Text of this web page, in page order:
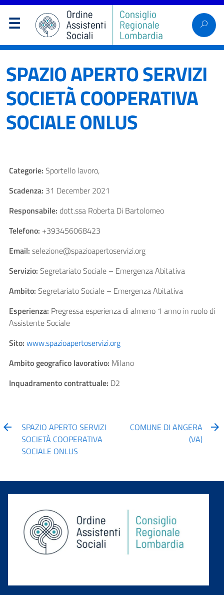
SPAZIO APERTO SERVIZI
SOCIETÀ COOPERATIVA
SOCIALE ONLUS
Categorie: Sportello lavoro,
Scadenza: 31 December 2021
Responsabile: dott.ssa Roberta Di Bartolomeo
Telefono: +393456068423
Email: selezione@spazioapertoservizi.org
Servizio: Segretariato Sociale – Emergenza Abitativa
Ambito: Segretariato Sociale – Emergenza Abitativa
Esperienza: Pregressa esperienza di almeno 1 anno in ruolo di
Assistente Sociale
Sito: www.spazioapertoservizi.org
Ambito geografico lavorativo: Milano
Inquadramento contrattuale: D2
SPAZIO APERTO SERVIZI
SOCIETÀ COOPERATIVA
SOCIALE ONLUS
COMUNE DI ANGERA
(VA)